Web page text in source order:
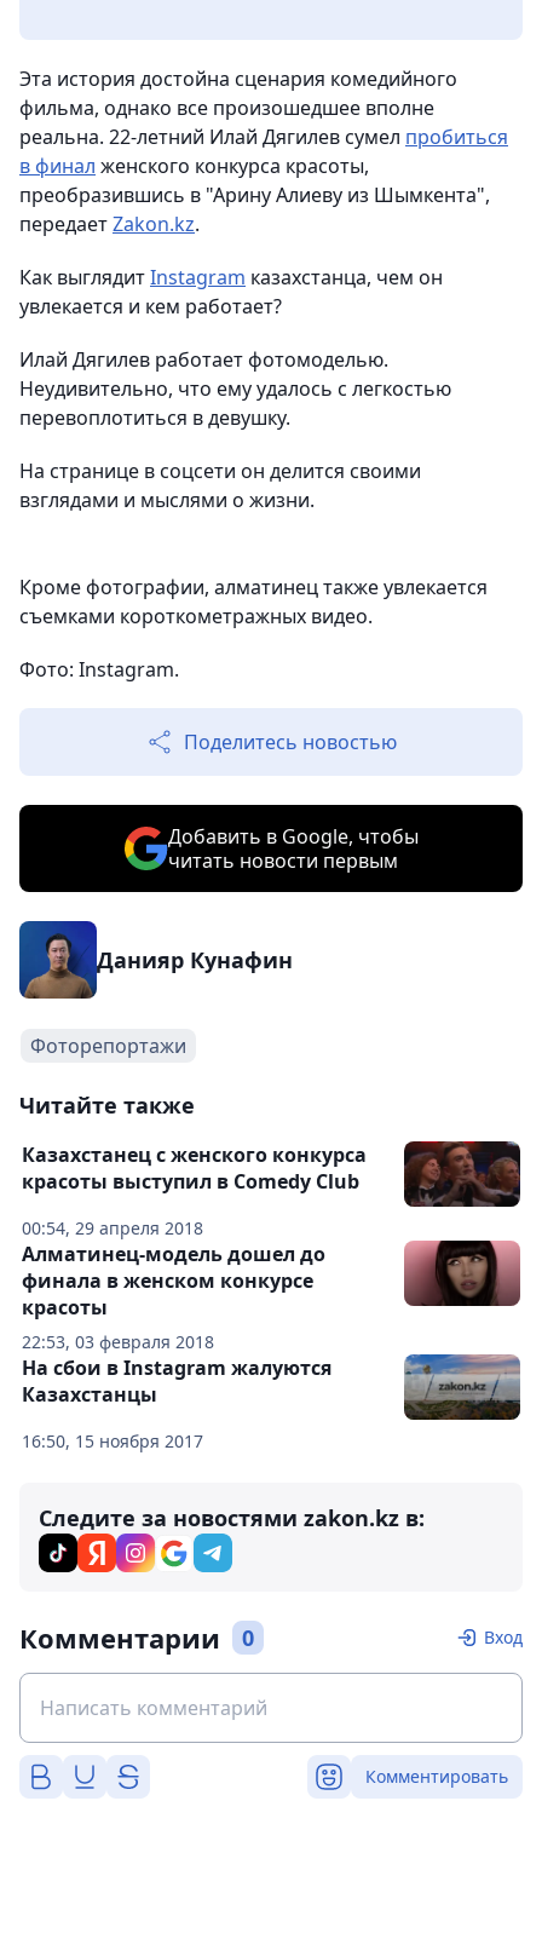
Эта история достойна сценария комедийного
фильма, однако все произошедшее вполне
реальна. 22-летний Илай Дягилев сумел пробиться
в финал женского конкурса красоты,
преобразившись в "Арину Алиеву из Шымкента",
передаетZakon.kz.
Как выглядитInstagram казахстанца, чем он
увлекается и кем работает?
Илай Дягилев работает фотомоделью.
Неудивительно, что ему удалось с легкостью
перевоплотиться в девушку.
На странице в соцсети он делится своими
взглядами и мыслями о жизни.
Кроме фотографии, алматинец также увлекается
съемками короткометражных видео.
Фото: Instagram.
Поделитесь новостью
Добавить в Google, чтобы
читать новости первым
Данияр Кунафин
Фоторепортажи
Читайте также
00:54, 29 апреля 2018
Казахстанец с женского конкурса
красоты выступил в Comedy Club
22:53, 03 февраля 2018
Алматинец-модель дошел до
финала в женском конкурсе
красоты
16:50, 15 ноября 2017
На сбои в Instagram жалуются
Казахстанцы
Следите за новостями zakon.kz в:
Комментарии 0 Вход
Комментировать